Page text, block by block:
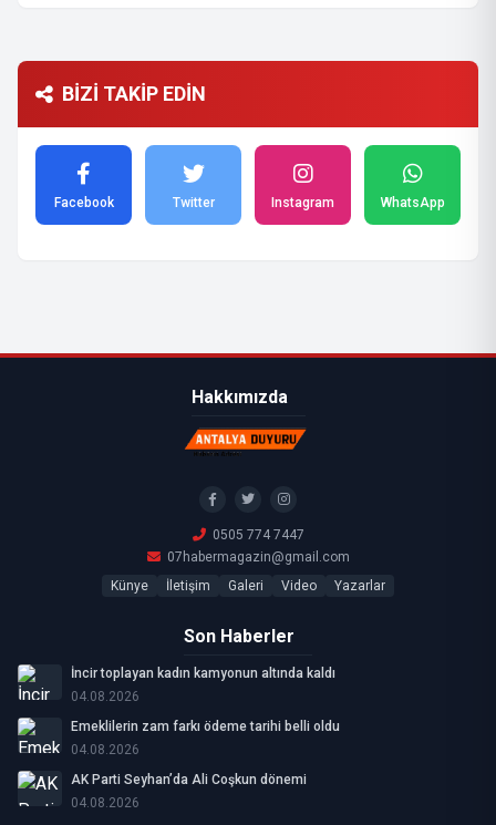
BİZİ TAKİP EDİN
Facebook Twitter Instagram WhatsApp
Hakkımızda
0505 774 7447
07habermagazin@gmail.com
Künye
İletişim Galeri Video Yazarlar
Son Haberler
İncir toplayan kadın kamyonun altında kaldı
04.08.2026
Emeklilerin zam farkı ödeme tarihi belli oldu
04.08.2026
AK Parti Seyhan’da Ali Coşkun dönemi
04.08.2026